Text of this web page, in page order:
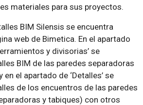
materiales para sus proyectos.
BIM Silensis se encuentra
web de Bimetica. En el apartado
y divisorias’ se
BIM de las paredes separadoras
el apartado de ‘Detalles’ se
de los encuentros de las paredes
y tabiques) con otros